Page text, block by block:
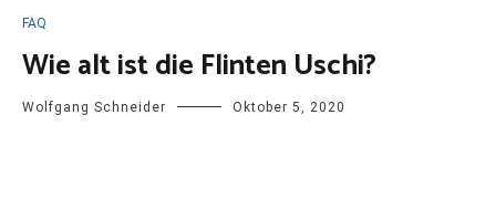
FAQ
Wie alt ist die Flinten Uschi?
Wolfgang Schneider Oktober 5, 2020